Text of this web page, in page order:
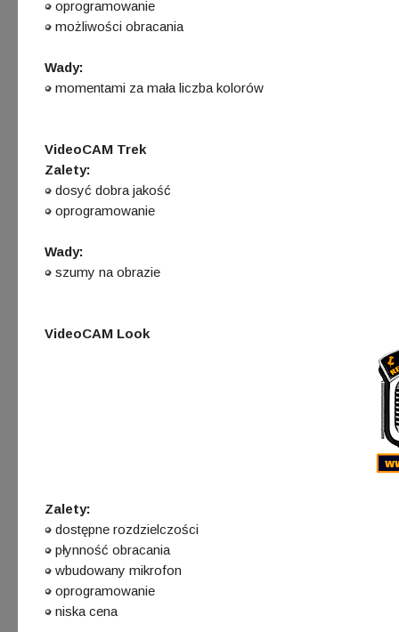
oprogramowanie
możliwości obracania
Wady:
momentami za mała liczba kolorów
VideoCAM Trek
Zalety:
dosyć dobra jakość
oprogramowanie
Wady:
szumy na obrazie
VideoCAM Look
Zalety:
dostępne rozdzielczości
płynność obracania
wbudowany mikrofon
oprogramowanie
niska cena